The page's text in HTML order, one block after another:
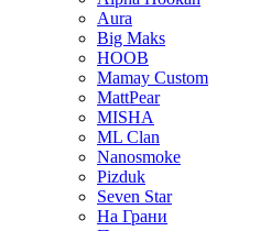
Aura
Big Maks
HOOB
Mamay Custom
MattPear
MISHA
ML Clan
Nanosmoke
Pizduk
Seven Star
На Грани